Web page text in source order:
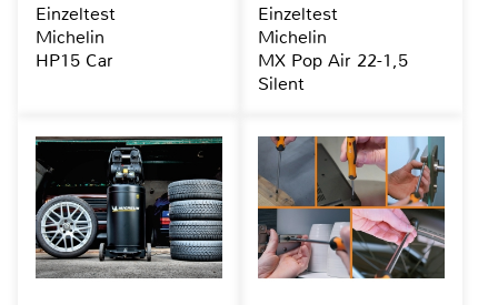
Einzeltest
Michelin
HP15 Car
Einzeltest
Michelin
MX Pop Air 22-1,5
Silent